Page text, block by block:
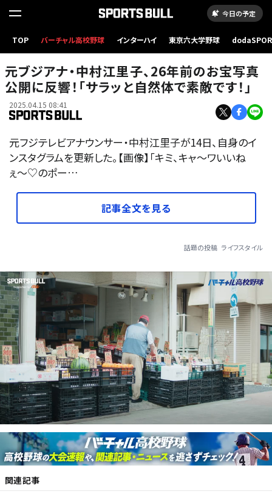
今日の予定
TOP バーチャル高校野球 インターハイ 東京六大学野球
元ブジアナ・中村江里子、26年前のお宝写真
公開に反響！「サラッと自然体で素敵です！」
2025.04.15 08:41
元フジテレビアナウンサー・中村江里子が14日、自身のイ
ンスタグラムを更新した。【画像】「キミ、キャ〜ワいいね
ぇ〜♡のポー…
記事全文を見る
話題の投稿 ライフスタイル
関連記事